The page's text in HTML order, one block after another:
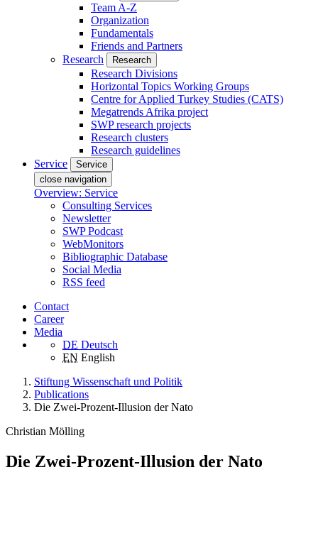
Team A-Z
Organization
Fundamentals
Friends and Partners
Research
Research
Research Divisions
Horizontal Topics Working Groups
Centre for Applied Turkey Studies (CATS)
Megatrends Afrika project
SWP research projects
Research clusters
Research guidelines
Service
Service
close navigation
Overview: Service
Consulting Services
Newsletter
SWP Podcast
WebMonitors
Bibliographic Database
Social Media
RSS feed
Contact
Career
Media
DE Deutsch
EN English
Stiftung Wissenschaft und Politik
Publications
Die Zwei-Prozent-Illusion der Nato
Christian Mölling
Die Zwei-Prozent-Illusion der Nato